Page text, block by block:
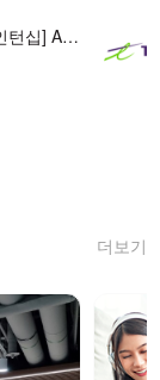
[2026 채용연계형 인턴십] AI 애니메이션 제작 (AI animator) AI 애니메이션 제작
더보기